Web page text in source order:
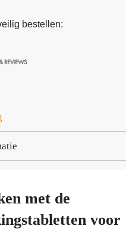
bestellen:
met de
voor